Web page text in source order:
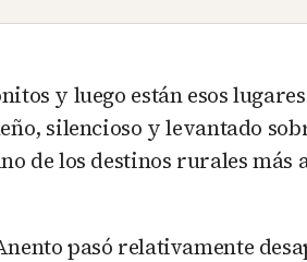
y luego están esos
silencioso y levantado
de los destinos rurales
pasó relativamente